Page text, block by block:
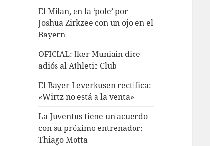
El Milan, en la ‘pole’ por
Joshua Zirkzee con un ojo en el
Bayern
OFICIAL: Iker Muniain dice
adiós al Athletic Club
El Bayer Leverkusen rectifica:
«Wirtz no está a la venta»
La Juventus tiene un acuerdo
con su próximo entrenador:
Thiago Motta